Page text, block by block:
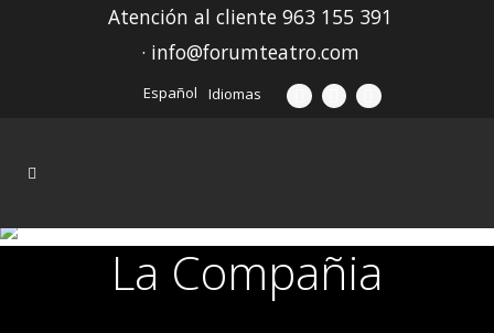
Atención al cliente 963 155 391
· info@forumteatro.com
Idiomas
Español
La Compañia